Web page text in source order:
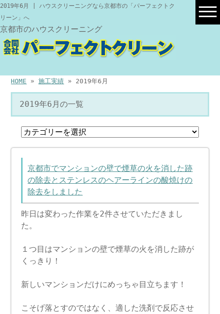
2019年6月 | ハウスクリーニングなら京都市の「パーフェクトク
リーン」へ
京都市のハウスクリーニング
HOME »施工実績 » 2019年6月
2019年6月の一覧
京都市でマンションの壁で煙草の火を消した跡
の除去とステンレスのヘアーラインの酸焼けの
除去をしました
昨日は変わった作業を2件させていただきまし
た。
１つ目はマンションの壁で煙草の火を消した跡が
くっきり！
新しいマンションだけにめっちゃ目立ちます！
こそげ落とすのではなく、適した洗剤で反応させ